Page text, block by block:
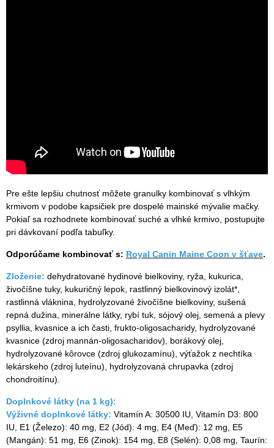
Pre ešte lepšiu chutnosť môžete granulky kombinovať s vlhkým
krmivom v podobe kapsičiek pre dospelé mainské mývalie mačky.
Pokiaľ sa rozhodnete kombinovať suché a vlhké krmivo, postupujte
pri dávkovaní podľa tabuľky.
Odporúčame kombinovať s: Royal Canin Maine Coon v šťave.
Zloženie: dehydratované hydinové bielkoviny, ryža, kukurica,
živočíšne tuky, kukuričný lepok, rastlinný bielkovinový izolát*,
rastlinná vláknina, hydrolyzované živočíšne bielkoviny, sušená
repná dužina, minerálne látky, rybí tuk, sójový olej, semená a plevy
psyllia, kvasnice a ich časti, frukto-oligosacharidy, hydrolyzované
kvasnice (zdroj mannán-oligosacharidov), borákový olej,
hydrolyzované kôrovce (zdroj glukozamínu), výťažok z nechtíka
lekárskeho (zdroj luteínu), hydrolyzovaná chrupavka (zdroj
chondroitínu).
Doplnkové látky (na 1 kg):
Výživné doplnkové látky: Vitamín A: 30500 IU, Vitamín D3: 800
IU, E1 (Železo): 40 mg, E2 (Jód): 4 mg, E4 (Meď): 12 mg, E5
(Mangán): 51 mg, E6 (Zinok): 154 mg, E8 (Selén): 0,08 mg, Taurín: